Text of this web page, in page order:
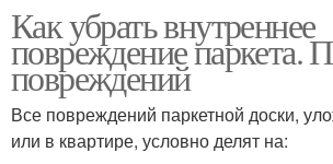
Как убрать внутреннее
повреждение паркета.
повреждений
Все повреждений паркетной доски,
или в квартире, условно делят на: